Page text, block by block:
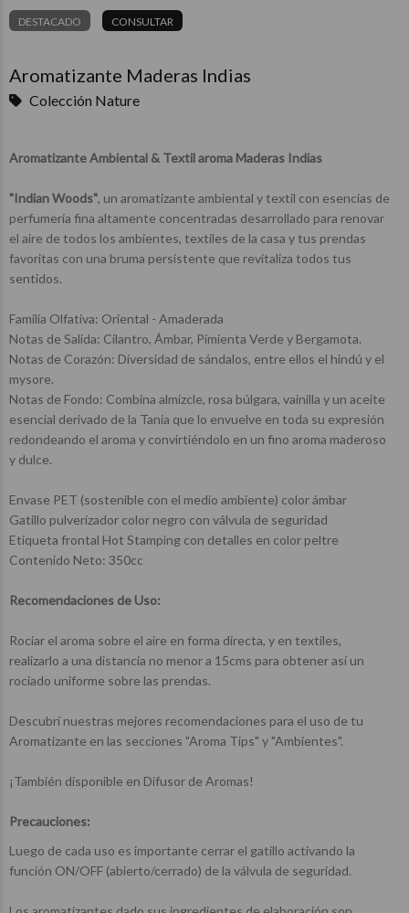
DESTACADO CONSULTAR
Aromatizante Maderas Indias
Colección Nature
Aromatizante Ambiental & Textil aroma Maderas Indias
"Indian Woods", un aromatizante ambiental y textil con esencias de
perfumería fina altamente concentradas desarrollado para renovar
el aire de todos los ambientes, textiles de la casa y tus prendas
favoritas con una bruma persistente que revitaliza todos tus
sentidos.
Familia Olfativa: Oriental - Amaderada
Notas de Salida: Cilantro, Ámbar, Pimienta Verde y Bergamota.
Notas de Corazón: Diversidad de sándalos, entre ellos el hindú y el
mysore.
Notas de Fondo: Combina almizcle, rosa búlgara, vainilla y un aceite
esencial derivado de la Tania que lo envuelve en toda su expresión
redondeando el aroma y convirtiéndolo en un fino aroma maderoso
y dulce.
Envase PET (sostenible con el medio ambiente) color ámbar
Gatillo pulverizador color negro con válvula de seguridad
Etiqueta frontal Hot Stamping con detalles en color peltre
Contenido Neto: 350cc
Recomendaciones de Uso:
Rociar el aroma sobre el aire en forma directa, y en textiles,
realizarlo a una distancia no menor a 15cms para obtener así un
rociado uniforme sobre las prendas.
Descubrí nuestras mejores recomendaciones para el uso de tu
Aromatizante en las secciones "Aroma Tips" y "Ambientes".
¡También disponible en Difusor de Aromas!
Precauciones:
Luego de cada uso es importante cerrar el gatillo activando la
función ON/OFF (abierto/cerrado) de la válvula de seguridad.
$18.85000 $18.85000 $20.850